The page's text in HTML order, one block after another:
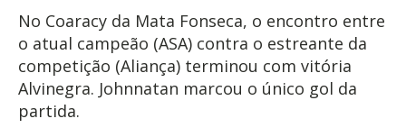
No Coaracy da Mata Fonseca, o encontro entre
o atual campeão (ASA) contra o estreante da
competição (Aliança) terminou com vitória
Alvinegra. Johnnatan marcou o único gol da
partida.